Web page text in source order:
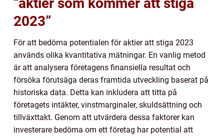
2023”
För att bedöma potentialen för aktier att stiga 2023
används olika kvantitativa mätningar. En vanlig metod
är att analysera företagens finansiella resultat och
försöka förutsäga deras framtida utveckling baserat på
historiska data. Detta kan inkludera att titta på
företagets intäkter, vinstmarginaler, skuldsättning och
tillväxttakt. Genom att utvärdera dessa faktorer kan
investerare bedöma om ett företag har potential att